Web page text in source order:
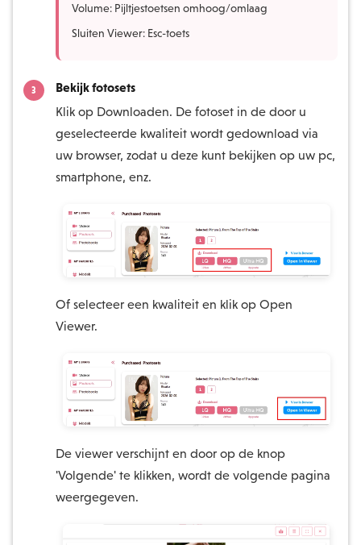
Volume: Pijltjestoetsen omhoog/omlaag
Sluiten Viewer: Esc-toets
Bekijk fotosets
Klik op Downloaden. De fotoset in de door u
geselecteerde kwaliteit wordt gedownload via
uw browser, zodat u deze kunt bekijken op uw pc,
smartphone, enz.
Of selecteer een kwaliteit en klik op Open
Viewer.
De viewer verschijnt en door op de knop
'Volgende' te klikken, wordt de volgende pagina
weergegeven.